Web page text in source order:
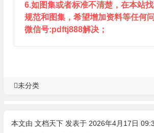
6.如图集或者标准不清楚，在本站
规范和图集，希望增加资料等任何
微信号:pdftj888解决；
未分类
本文由 文档天下发表于 2026年4月17日